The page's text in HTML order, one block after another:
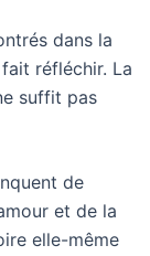
dans la
fait réfléchir. La
suffit pas
de
et de la
elle-même